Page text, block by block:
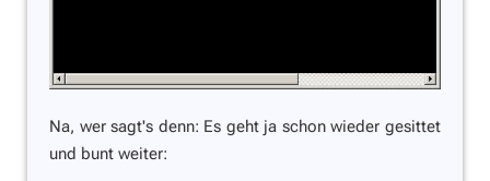
Na, wer sagt's denn: Es geht ja schon wieder gesittet
und bunt weiter: